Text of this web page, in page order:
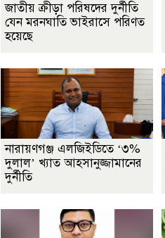
জাতীয় ক্রীড়া পরিষদের দুর্নীতি
যেন মরনঘাতি ভাইরাসে পরিণত
হয়েছে
নারায়ণগঞ্জ এলজিইডিতে ‘৩%
দুলাল’ খ্যাত আহসানুজ্জামানের
দুর্নীতি